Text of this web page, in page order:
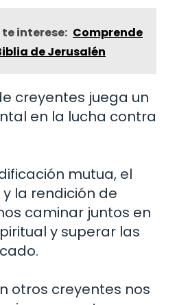
interese: Comprende
de Jerusalén
creyentes juega un
en la lucha contra
mutua, el
la rendición de
caminar juntos en
y superar las
otros creyentes nos